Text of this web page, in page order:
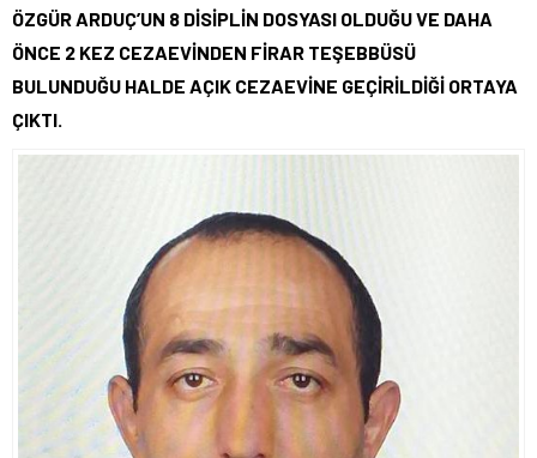
ÖZGÜR ARDUÇ’UN 8 DİSİPLİN DOSYASI OLDUĞU VE DAHA
ÖNCE 2 KEZ CEZAEVİNDEN FİRAR TEŞEBBÜSÜ
BULUNDUĞU HALDE AÇIK CEZAEVİNE GEÇİRİLDİĞİ ORTAYA
ÇIKTI.